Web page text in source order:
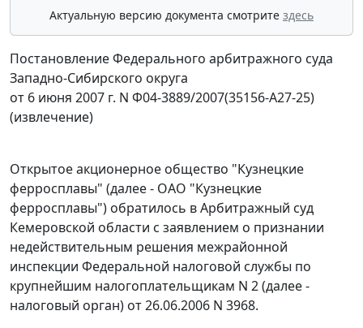
Актуальную версию документа смотрите здесь
Постановление Федерального арбитражного суда
Западно-Сибирского округа
от 6 июня 2007 г. N Ф04-3889/2007(35156-А27-25)
(извлечение)
Открытое акционерное общество "Кузнецкие
ферросплавы" (далее - ОАО "Кузнецкие
ферросплавы") обратилось в Арбитражный суд
Кемеровской области с заявлением о признании
недействительным решения межрайонной
инспекции Федеральной налоговой службы по
крупнейшим налогоплательщикам N 2 (далее -
налоговый орган) от 26.06.2006 N 3968.